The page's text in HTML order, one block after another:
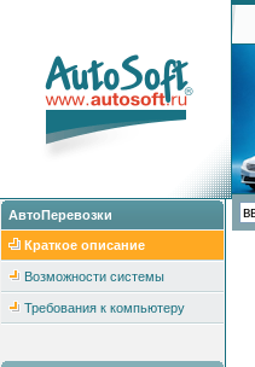
АвтоПеревозки
Краткое описание
Возможности системы
Требования к компьютеру